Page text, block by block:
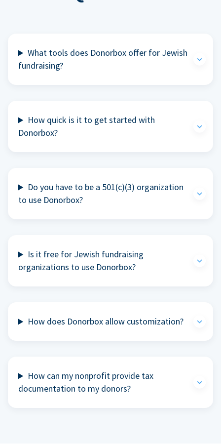
What tools does Donorbox offer for Jewish
fundraising?
How quick is it to get started with
Donorbox?
Do you have to be a 501(c)(3) organization
to use Donorbox?
Is it free for Jewish fundraising
organizations to use Donorbox?
How does Donorbox allow customization?
How can my nonprofit provide tax
documentation to my donors?